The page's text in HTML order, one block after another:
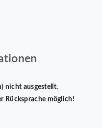
nicht ausgestellt.
Rücksprache möglich!